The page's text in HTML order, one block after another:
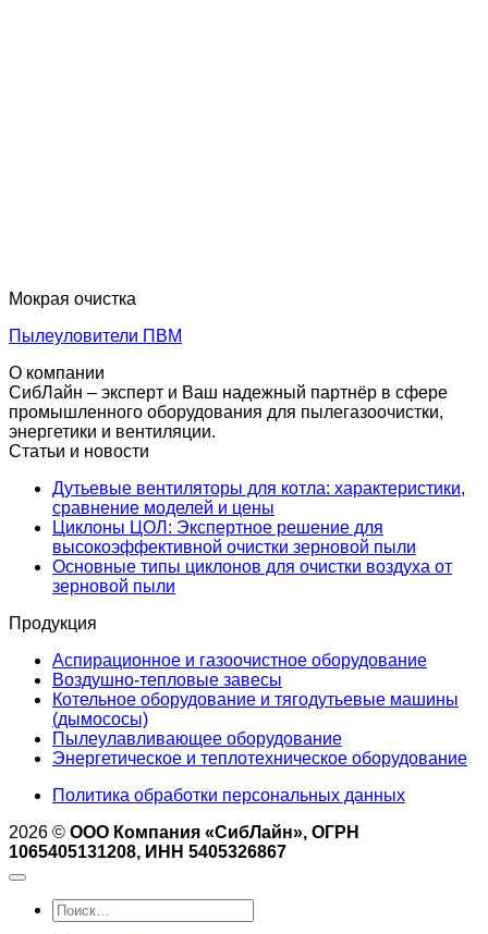
Мокрая очистка
Пылеуловители ПВМ
О компании
СибЛайн – эксперт и Ваш надежный партнёр в сфере
промышленного оборудования для пылегазоочистки,
энергетики и вентиляции.
Статьи и новости
Дутьевые вентиляторы для котла: характеристики,
сравнение моделей и цены
Циклоны ЦОЛ: Экспертное решение для
высокоэффективной очистки зерновой пыли
Основные типы циклонов для очистки воздуха от
зерновой пыли
Продукция
Аспирационное и газоочистное оборудование
Воздушно-тепловые завесы
Котельное оборудование и тягодутьевые машины
(дымососы)
Пылеулавливающее оборудование
Энергетическое и теплотехническое оборудование
Политика обработки персональных данных
2026 © ООО Компания «СибЛайн», ОГРН
1065405131208, ИНН 5405326867
Искать: